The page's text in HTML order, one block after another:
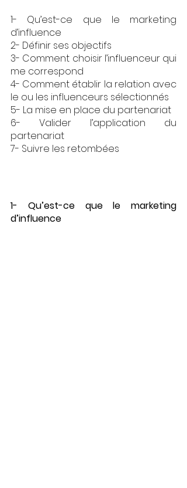
1- Qu’est-ce que le marketing
d’influence
2- Définir ses objectifs
3- Comment choisir l’influenceur qui
me correspond
4- Comment établir la relation avec
le ou les influenceurs sélectionnés
5- La mise en place du partenariat
6- Valider l’application du
partenariat
7- Suivre les retombées
1- Qu’est-ce que le marketing
d’influence